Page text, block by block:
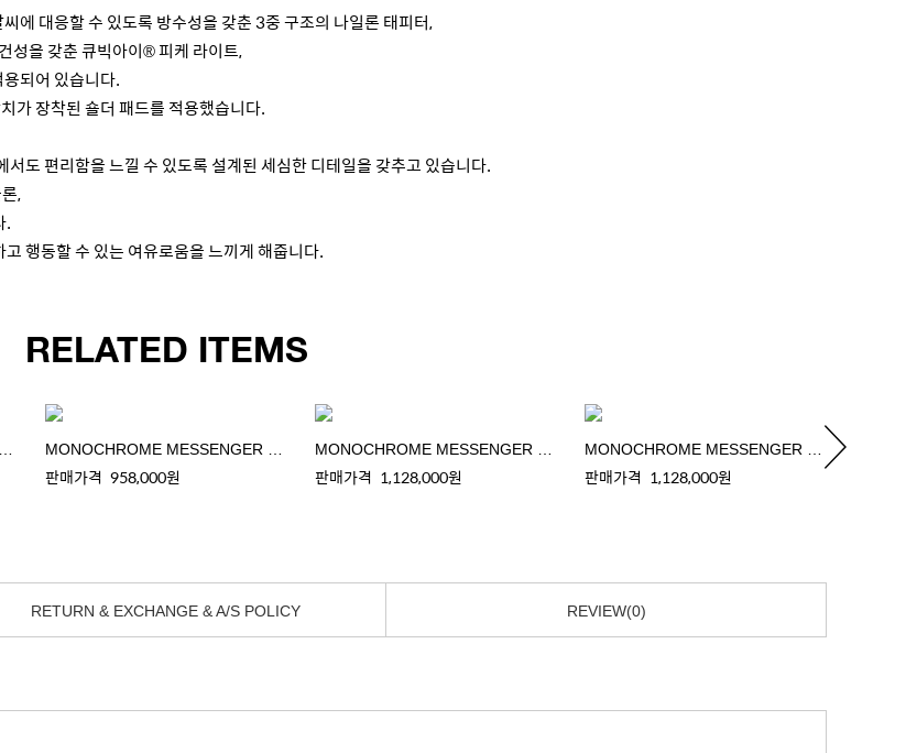
에 대응할 수 있도록 방수성을 갖춘 3중 구조의 나일론 태피터,
성을 갖춘 큐빅아이® 피케 라이트,
되어 있습니다.
가 장착된 숄더 패드를 적용했습니다.
도 편리함을 느낄 수 있도록 설계된 세심한 디테일을 갖추고 있습니다.
,
.
행동할 수 있는 여유로움을 느끼게 해줍니다.
RELATED ITEMS
판매가격 958,000원 판매가격 1,128,000원 판매가격 1,128,000원
RETURN & EXCHANGE & A/S POLICY REVIEW(0)